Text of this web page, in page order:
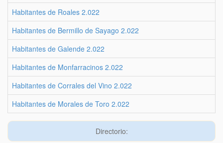
Habitantes de Roales 2.022
Habitantes de Bermillo de Sayago 2.022
Habitantes de Galende 2.022
Habitantes de Monfarracinos 2.022
Habitantes de Corrales del Vino 2.022
Habitantes de Morales de Toro 2.022
Directorio: